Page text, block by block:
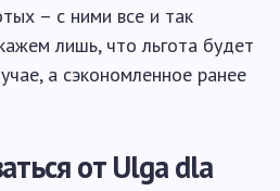
– с ними все и так
лишь, что льгота будет
а сэкономленное ранее
от Ulga dla